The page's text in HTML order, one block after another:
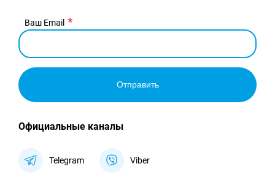
Ваш Email
Отправить
Официальные каналы
Telegram Viber